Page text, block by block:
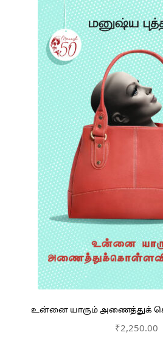
உன்னை யாரும் அணைத்துக்
₹2,250.00